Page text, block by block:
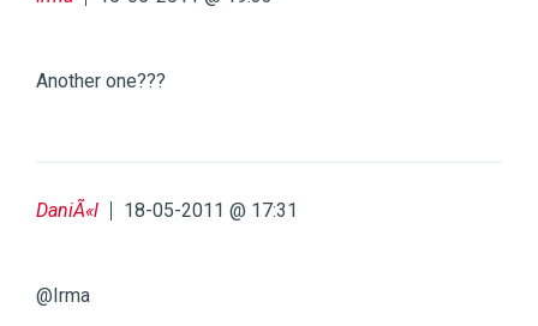
Another one???
DaniÃ«l 18-05-2011 @ 17:31
@Irma